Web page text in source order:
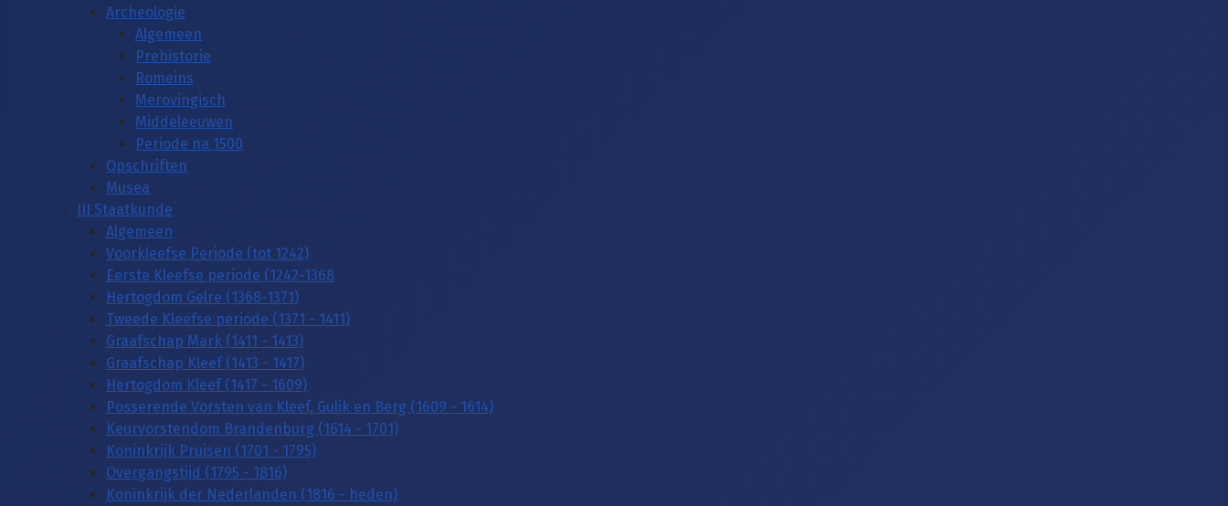
Archeologie
Algemeen
Prehistorie
Romeins
Merovingisch
Middeleeuwen
Periode na 1500
Opschriften
Musea
III Staatkunde
Algemeen
Voorkleefse Periode (tot 1242)
Eerste Kleefse periode (1242-1368
Hertogdom Gelre (1368-1371)
Tweede Kleefse periode (1371 - 1411)
Graafschap Mark (1411 - 1413)
Graafschap Kleef (1413 - 1417)
Hertogdom Kleef (1417 - 1609)
Posserende Vorsten van Kleef, Gulik en Berg (1609 - 1614)
Keurvorstendom Brandenburg (1614 - 1701)
Koninkrijk Pruisen (1701 - 1795)
Overgangstijd (1795 - 1816)
Koninkrijk der Nederlanden (1816 - heden)